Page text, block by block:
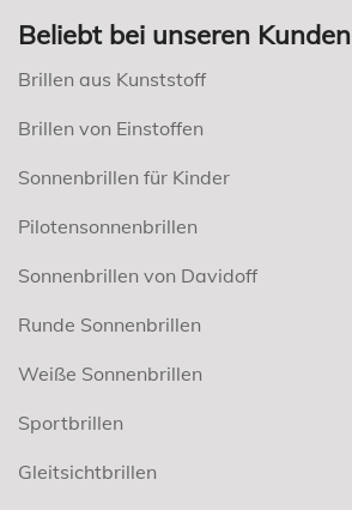
Beliebt bei unseren Kunden
Brillen aus Kunststoff
Brillen von Einstoffen
Sonnenbrillen für Kinder
Pilotensonnenbrillen
Sonnenbrillen von Davidoff
Runde Sonnenbrillen
Weiße Sonnenbrillen
Sportbrillen
Gleitsichtbrillen